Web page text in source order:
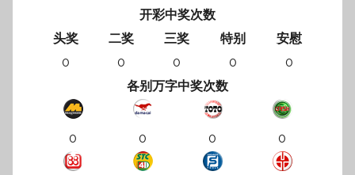
开彩中奖次数
头奖
二奖 三奖 特别
安慰
0
0 0 0
0
各别万字中奖次数
0 0 0 0